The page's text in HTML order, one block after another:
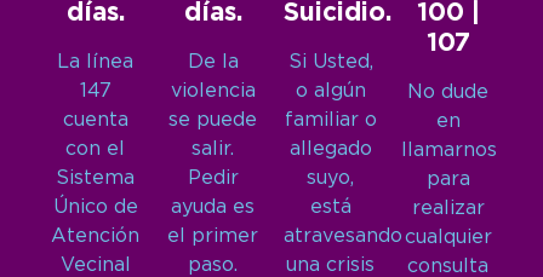
días.
La línea
147
cuenta
con el
Sistema
Único de
Atención
Vecinal
días.
De la
violencia
se puede
salir.
Pedir
ayuda es
el primer
paso.
Suicidio.
Si Usted,
o algún
familiar o
allegado
suyo,
está
atravesando
una crisis
100 |
107
No dude
en
llamarnos
para
realizar
cualquier
consulta